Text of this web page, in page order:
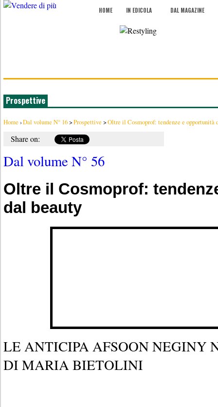
HOME IN EDICOLA DAL MAGAZINE
Prospettive
Home ›Dal volume N° 16>Prospettive >Oltre il Cosmoprof: tendenze e opportunità
Share on:
Dal volume N° 56
Oltre il Cosmoprof:
dal beauty
LE ANTICIPA AFSOON NEGINY
DI MARIA BIETOLINI